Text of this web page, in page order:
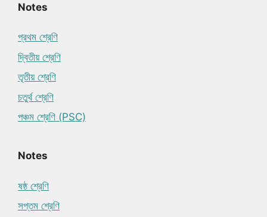
Notes
প্রথম শ্রেণি
দ্বিতীয় শ্রেণি
তৃতীয় শ্রেণি
চতুর্থ শ্রেণি
পঞ্চম শ্রেণি (PSC)
Notes
ষষ্ঠ শ্রেণি
সপ্তম শ্রেণি